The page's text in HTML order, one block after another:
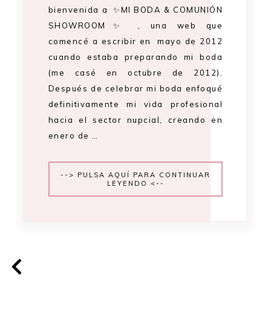
bienvenida a ✨MI BODA & COMUNIÓN
SHOWROOM✨ , una web que
comencé a escribir en mayo de 2012
cuando estaba preparando mi boda
(me casé en octubre de 2012).
Después de celebrar mi boda enfoqué
definitivamente mi vida profesional
hacia el sector nupcial, creando en
enero de …
--> PULSA AQUÍ PARA CONTINUAR
LEYENDO <--